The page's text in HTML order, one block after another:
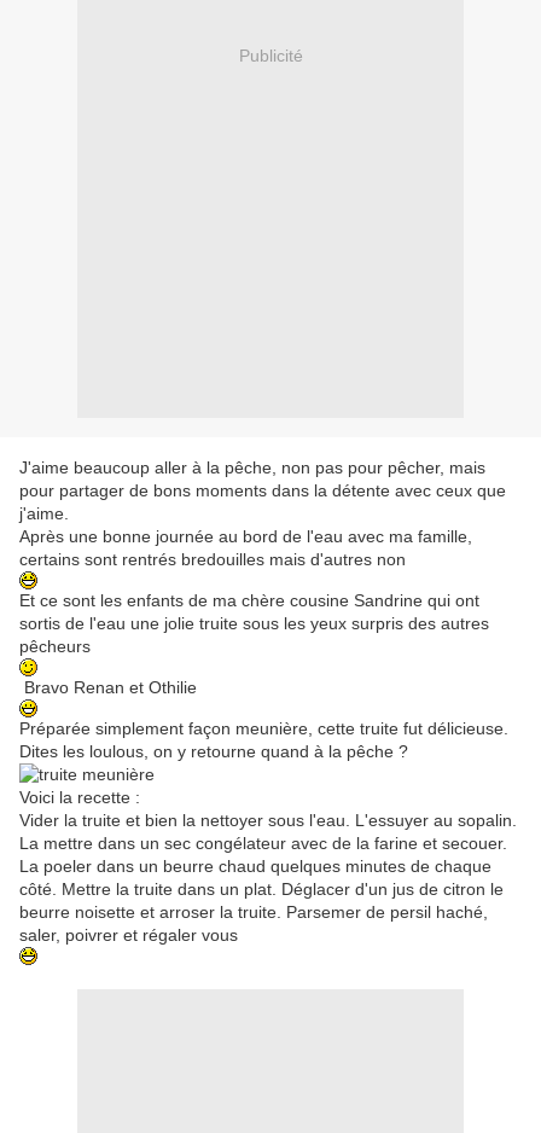
Publicité
J'aime beaucoup aller à la pêche, non pas pour pêcher, mais
pour partager de bons moments dans la détente avec ceux que
j'aime.
Après une bonne journée au bord de l'eau avec ma famille,
certains sont rentrés bredouilles mais d'autres non
Et ce sont les enfants de ma chère cousine Sandrine qui ont
sortis de l'eau une jolie truite sous les yeux surpris des autres
pêcheurs
Bravo Renan et Othilie
Préparée simplement façon meunière, cette truite fut délicieuse.
Dites les loulous, on y retourne quand à la pêche ?
Voici la recette :
Vider la truite et bien la nettoyer sous l'eau. L'essuyer au sopalin.
La mettre dans un sec congélateur avec de la farine et secouer.
La poeler dans un beurre chaud quelques minutes de chaque
côté. Mettre la truite dans un plat. Déglacer d'un jus de citron le
beurre noisette et arroser la truite. Parsemer de persil haché,
saler, poivrer et régaler vous